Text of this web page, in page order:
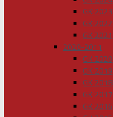
GK 2023
GK 2022
GK 2021
2020-2011
GK 2020
GK 2019
GK 2018
GK 2017
GK 2016